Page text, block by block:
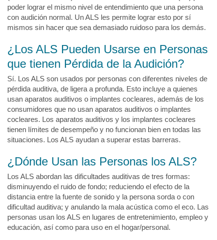
poder lograr el mismo nivel de entendimiento que una persona
con audición normal. Un ALS les permite lograr esto por sí
mismos sin hacer que sea demasiado ruidoso para los demás.
¿Los ALS Pueden Usarse en Personas
que tienen Pérdida de la Audición?
Sí. Los ALS son usados por personas con diferentes niveles de
pérdida auditiva, de ligera a profunda. Esto incluye a quienes
usan aparatos auditivos o implantes cocleares, además de los
consumidores que no usan aparatos auditivos o implantes
cocleares. Los aparatos auditivos y los implantes cocleares
tienen límites de desempeño y no funcionan bien en todas las
situaciones. Los ALS ayudan a superar estas barreras.
¿Dónde Usan las Personas los ALS?
Los ALS abordan las dificultades auditivas de tres formas:
disminuyendo el ruido de fondo; reduciendo el efecto de la
distancia entre la fuente de sonido y la persona sorda o con
dificultad auditiva; y anulando la mala acústica como el eco. Las
personas usan los ALS en lugares de entretenimiento, empleo y
educación, así como para uso en el hogar/personal.